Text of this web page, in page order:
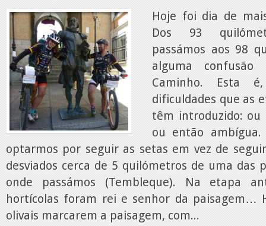
Hoje foi dia de
Dos 93
passámos aos 98
alguma confusão
Caminho. Esta
dificuldades que as
têm introduzido: ou
ou então
optarmos por seguir as setas em vez de
desviados cerca de 5 quilómetros de uma das
onde passámos (Tembleque). Na etapa
hortícolas foram rei e senhor da paisagem…
olivais marcarem a paisagem, com...